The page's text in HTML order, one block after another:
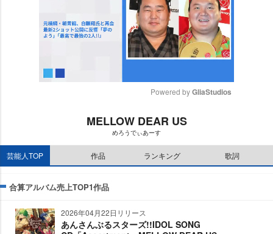
Powered by GliaStudios
MELLOW DEAR US
めろうでぃあーす
芸能人TOP 作品 ランキング 歌詞
合算アルバム売上TOP1作品
2026年04月22日リリース
あんさんぶるスターズ!!IDOL SONG